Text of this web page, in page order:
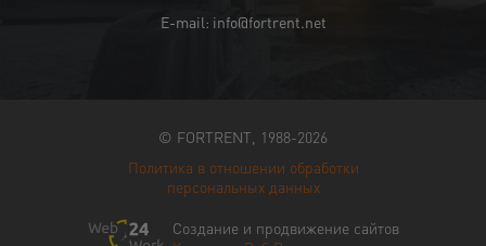
E-mail: info@fortrent.net
© FORTRENT, 1988-2026
Политика в отношении обработки
персональных данных
Создание и продвижение сайтов